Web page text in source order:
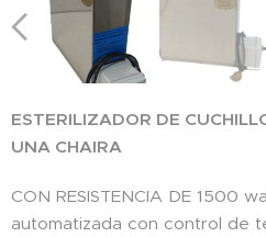
ESTERILIZADOR DE
UNA CHAIRA
CON RESISTENCIA DE 1500
automatizada con control de